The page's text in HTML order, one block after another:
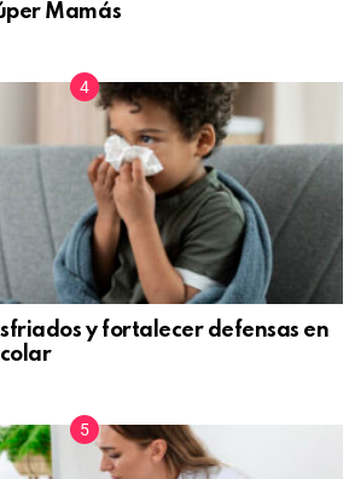
Mamás
y fortalecer defensas en